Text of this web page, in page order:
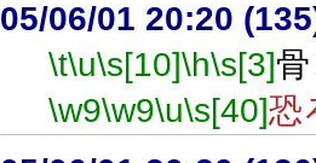
05/06/01 20:20
\t\u\s[10]\h\s[3]
\w9\w9\u\s[40]恐